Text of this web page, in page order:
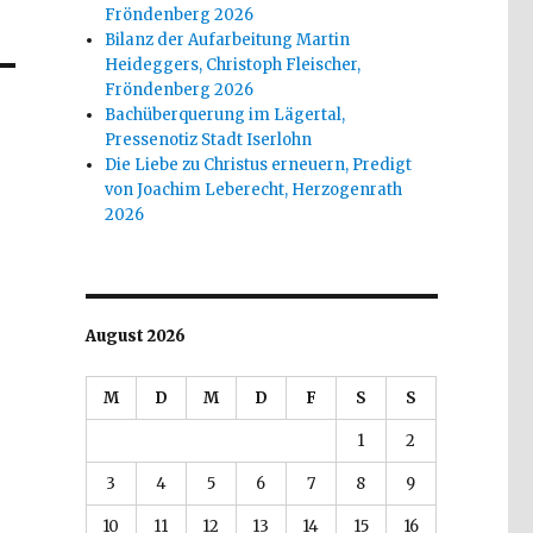
Fröndenberg 2026
Bilanz der Aufarbeitung Martin
Heideggers, Christoph Fleischer,
Fröndenberg 2026
Bachüberquerung im Lägertal,
Pressenotiz Stadt Iserlohn
Die Liebe zu Christus erneuern, Predigt
von Joachim Leberecht, Herzogenrath
2026
August 2026
M D M D F S S
1 2
3 4 5 6 7 8 9
10 11 12 13 14 15 16